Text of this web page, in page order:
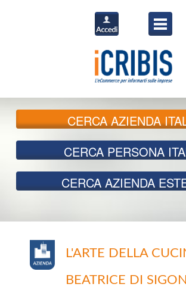
CERCAAZIENDA
CERCA PERSONA
CERCA AZIENDA
L'ARTE DELLA
BEATRICE DI